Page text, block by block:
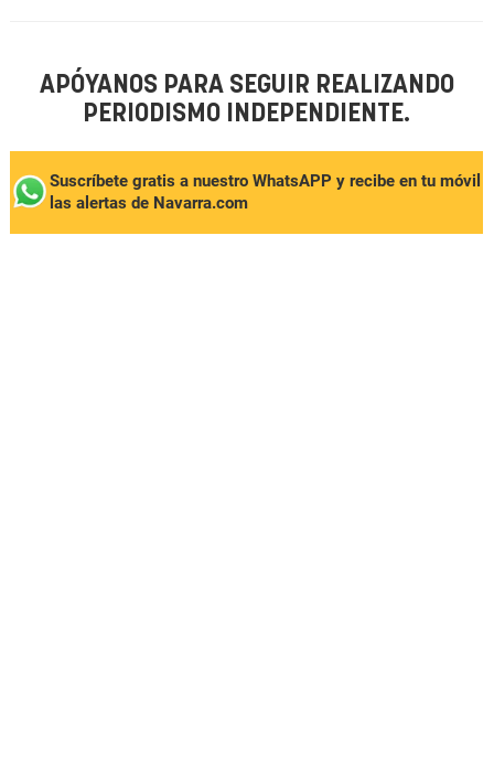
APÓYANOS PARA SEGUIR REALIZANDO
PERIODISMO INDEPENDIENTE.
Suscríbete gratis a nuestro WhatsAPP y recibe en tu móvil
las alertas de Navarra.com